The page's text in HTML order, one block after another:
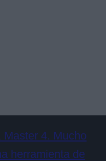
4. Mucho
herramienta de